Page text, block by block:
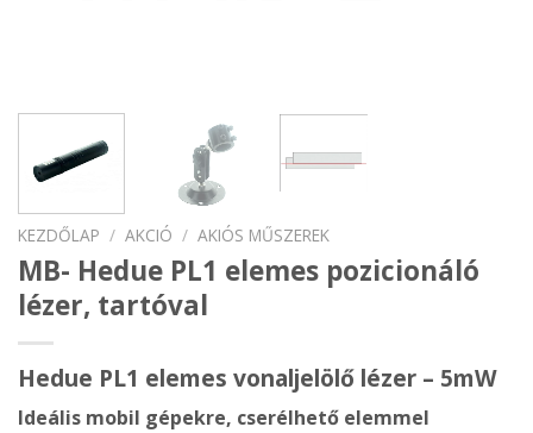
KEZDŐLAP / AKCIÓ / AKIÓS MŰSZEREK
MB- Hedue PL1 elemes pozicionáló
lézer, tartóval
Hedue PL1 elemes vonaljelölő lézer – 5mW
Ideális mobil gépekre, cserélhető elemmel